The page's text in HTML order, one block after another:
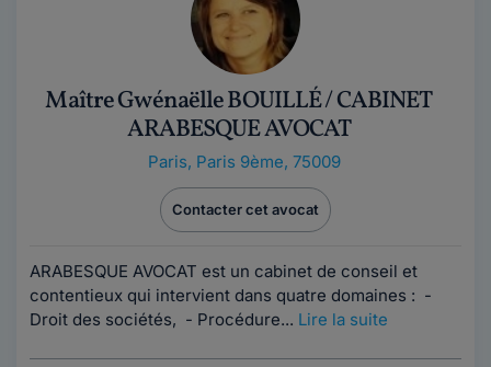
Maître Gwénaëlle BOUILLÉ / CABINET
ARABESQUE AVOCAT
Paris, Paris 9ème, 75009
Contacter cet avocat
ARABESQUE AVOCAT est un cabinet de conseil et
contentieux qui intervient dans quatre domaines : -
Droit des sociétés, - Procédure... Lire la suite